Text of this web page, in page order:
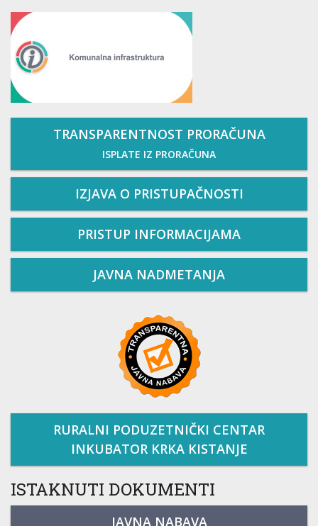
TRANSPARENTNOST PRORAČUNA
ISPLATE IZ PRORAČUNA
IZJAVA O PRISTUPAČNOSTI
PRISTUP INFORMACIJAMA
JAVNA NADMETANJA
RURALNI PODUZETNIČKI CENTAR
INKUBATOR KRKA KISTANJE
ISTAKNUTI DOKUMENTI
JAVNA NABAVA